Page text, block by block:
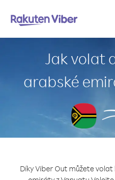
Jak volat
arabské
Díky Viber Out můžete